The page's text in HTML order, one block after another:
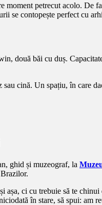
petrecut acolo.
contopește perfect cu
două băi cu duș.
cină. Un spațiu, în care
ghid și muzeograf, la
ci cu trebuie să te
în stare, să spui: am